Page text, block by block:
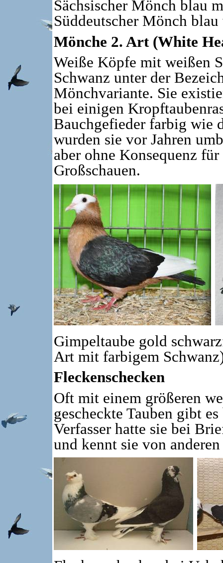
Sächsischer Mönch blau
Süddeutscher Mönch
Mönche 2. Art (White
Weiße Köpfe mit weißen
Schwanz unter der
Mönchvariante. Sie
bei einigen
Bauchgefieder farbig wie
wurden sie vor Jahren
aber ohne Konsequenz
Großschauen.
Gimpeltaube gold
Art mit farbigem
Fleckenschecken
Oft mit einem größeren
gescheckte Tauben gibt
Verfasser hatte sie bei
und kennt sie von anderen